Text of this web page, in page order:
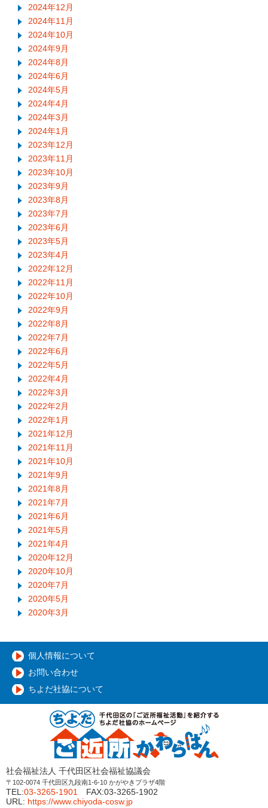
2024年12月
2024年11月
2024年10月
2024年9月
2024年8月
2024年6月
2024年5月
2024年4月
2024年3月
2024年1月
2023年12月
2023年11月
2023年10月
2023年9月
2023年8月
2023年7月
2023年6月
2023年5月
2023年4月
2022年12月
2022年11月
2022年10月
2022年9月
2022年8月
2022年7月
2022年6月
2022年5月
2022年4月
2022年3月
2022年2月
2022年1月
2021年12月
2021年11月
2021年10月
2021年9月
2021年8月
2021年7月
2021年6月
2021年5月
2021年4月
2020年12月
2020年10月
2020年7月
2020年5月
2020年3月
個人情報について
お問い合わせ
ちよだ社協について
社会福祉法人 千代田区社会福祉協議会
〒102-0074 千代田区九段南1-6-10 かがやきプラザ4階
TEL:03-3265-1901 FAX:03-3265-1902
URL: https://www.chiyoda-cosw.jp